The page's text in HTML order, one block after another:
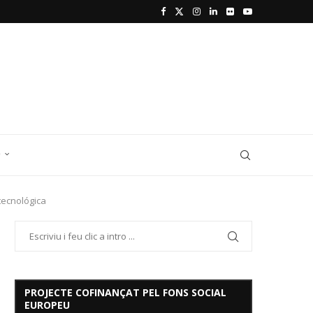
PROJECTE COFINANÇAT PEL FONS SOCIAL
EUROPEU